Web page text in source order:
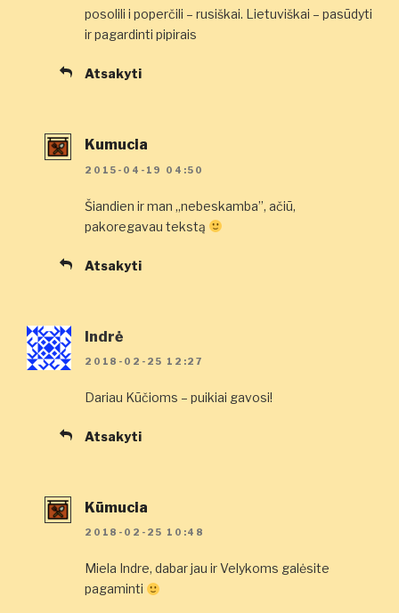
posolili i poperčili – rusiškai. Lietuviškai – pasūdyti
ir pagardinti pipirais
Atsakyti
Kumucia
2015-04-19 04:50
Šiandien ir man „nebeskamba”, ačiū,
pakoregavau tekstą
Atsakyti
Indrė
2018-02-25 12:27
Dariau Kūčioms – puikiai gavosi!
Atsakyti
Kūmucia
2018-02-25 10:48
Miela Indre, dabar jau ir Velykoms galėsite
pagaminti